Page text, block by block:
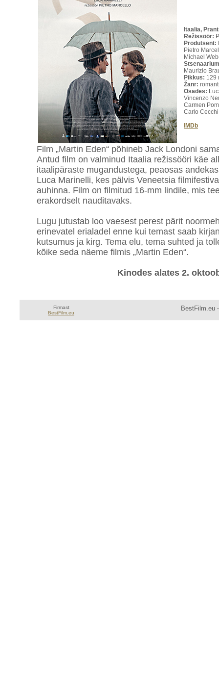
Itaalia,
Režissöör:
Produtsent:
Pietro
Michael
Maurizio
Pikkus: 129
Žanr:
Osades:
Vincenzo
Carmen
Carlo
IMDb
Film „Martin Eden“ põhineb Jack Londoni
Antud film on valminud Itaalia režissööri käe
itaalipäraste mugandustega, peaosas
Luca Marinelli, kes pälvis Veneetsia
auhinna. Film on filmitud 16-mm lindile, mis
erakordselt nauditavaks.
Lugu jutustab loo vaesest perest pärit
erinevatel erialadel enne kui temast saab
kutsumus ja kirg. Tema elu, tema suhted ja
kõike seda näeme filmis „Martin Eden“.
Kinodes alates 2.
Firmast
BestFilm.eu
BestFilm.eu